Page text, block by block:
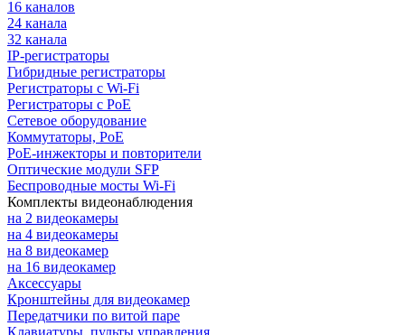
16 каналов
24 канала
32 канала
IP-регистраторы
Гибридные регистраторы
Регистраторы с Wi-Fi
Регистраторы с PoE
Сетевое оборудование
Коммутаторы, PoE
PoE-инжекторы и повторители
Оптические модули SFP
Беспроводные мосты Wi-Fi
Комплекты видеонаблюдения
на 2 видеокамеры
на 4 видеокамеры
на 8 видеокамер
на 16 видеокамер
Аксессуары
Кронштейны для видеокамер
Передатчики по витой паре
Клавиатуры, пульты управления